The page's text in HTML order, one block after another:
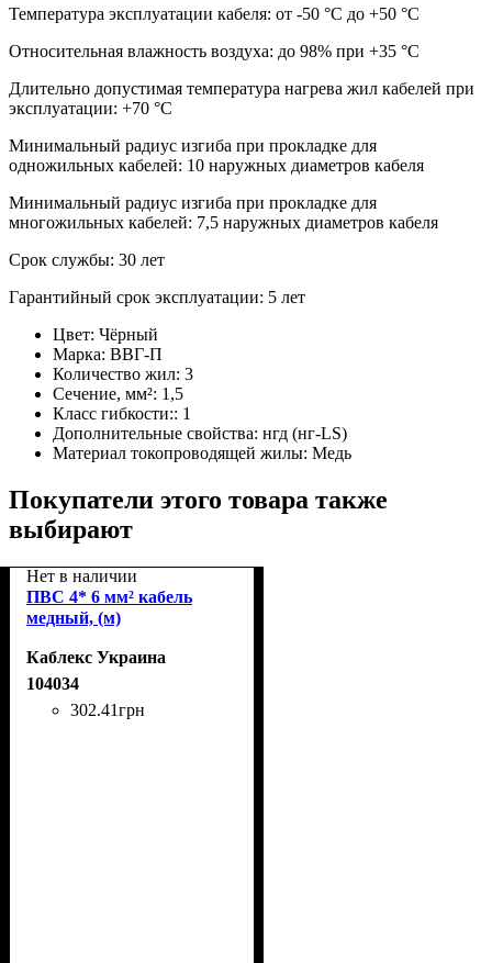
Температура эксплуатации кабеля: от -50 °С до +50 °С
Относительная влажность воздуха: до 98% при +35 °С
Длительно допустимая температура нагрева жил кабелей при
эксплуатации: +70 °С
Минимальный радиус изгиба при прокладке для
одножильных кабелей: 10 наружных диаметров кабеля
Минимальный радиус изгиба при прокладке для
многожильных кабелей: 7,5 наружных диаметров кабеля
Срок службы: 30 лет
Гарантийный срок эксплуатации: 5 лет
Цвет: Чёрный
Марка: ВВГ-П
Количество жил: 3
Сечение, мм²: 1,5
Класс гибкости:: 1
Дополнительные свойства: нгд (нг-LS)
Материал токопроводящей жилы: Медь
Покупатели этого товара также
выбирают
Нет в наличии
ПВС 4* 6 мм² кабель
медный, (м)
Каблекс Украина
104034
302.41грн